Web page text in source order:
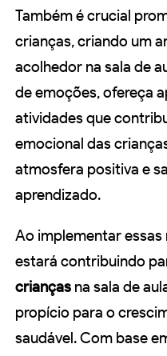
Também é crucial
crianças, criando um
acolhedor na sala de
de emoções, ofereça
atividades que
emocional das
atmosfera positiva e
aprendizado.
Ao implementar
estará contribuindo
crianças na sala de
propício para o
saudável. Com base